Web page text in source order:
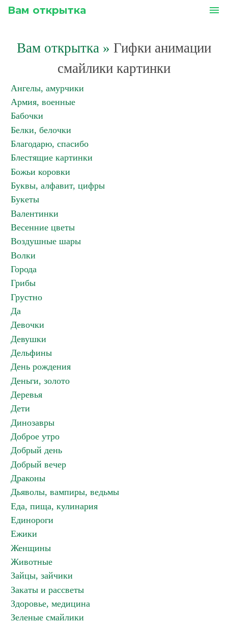
Вам открытка menu
Вам открытка » Гифки анимации
смайлики картинки
Ангелы, амурчики
Армия, военные
Бабочки
Белки, белочки
Благодарю, спасибо
Блестящие картинки
Божьи коровки
Буквы, алфавит, цифры
Букеты
Валентинки
Весенние цветы
Воздушные шары
Волки
Города
Грибы
Грустно
Да
Девочки
Девушки
Дельфины
День рождения
Деньги, золото
Деревья
Дети
Динозавры
Доброе утро
Добрый день
Добрый вечер
Драконы
Дьяволы, вампиры, ведьмы
Еда, пища, кулинария
Единороги
Ежики
Женщины
Животные
Зайцы, зайчики
Закаты и рассветы
Здоровье, медицина
Зеленые смайлики